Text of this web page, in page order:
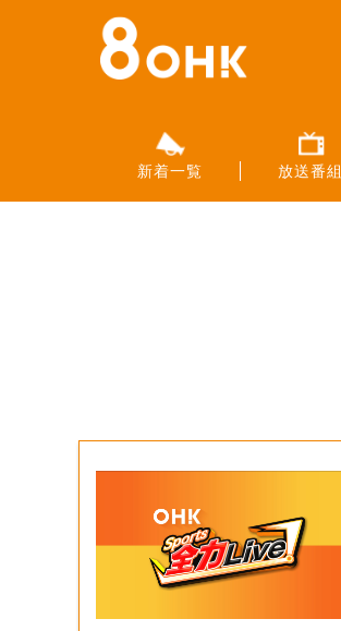
新着一覧 放送番組